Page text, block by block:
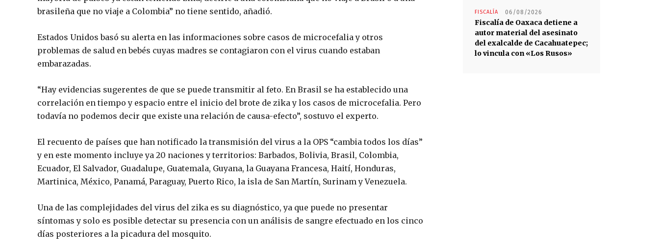
brasileña que no viaje a Colombia” no tiene sentido, añadió.
Estados Unidos basó su alerta en las informaciones sobre casos de microcefalia y otros
problemas de salud en bebés cuyas madres se contagiaron con el virus cuando estaban
embarazadas.
“Hay evidencias sugerentes de que se puede transmitir al feto. En Brasil se ha establecido una
correlación en tiempo y espacio entre el inicio del brote de zika y los casos de microcefalia. Pero
todavía no podemos decir que existe una relación de causa-efecto”, sostuvo el experto.
El recuento de países que han notificado la transmisión del virus a la OPS “cambia todos los días”
y en este momento incluye ya 20 naciones y territorios: Barbados, Bolivia, Brasil, Colombia,
Ecuador, El Salvador, Guadalupe, Guatemala, Guyana, la Guayana Francesa, Haití, Honduras,
Martinica, México, Panamá, Paraguay, Puerto Rico, la isla de San Martín, Surinam y Venezuela.
Una de las complejidades del virus del zika es su diagnóstico, ya que puede no presentar
síntomas y solo es posible detectar su presencia con un análisis de sangre efectuado en los cinco
días posteriores a la picadura del mosquito.
FISCALÍA 06/08/2026
Fiscalía de Oaxaca detiene a
autor material del asesinato
del exalcalde de Cacahuatepec;
lo vincula con «Los Rusos»